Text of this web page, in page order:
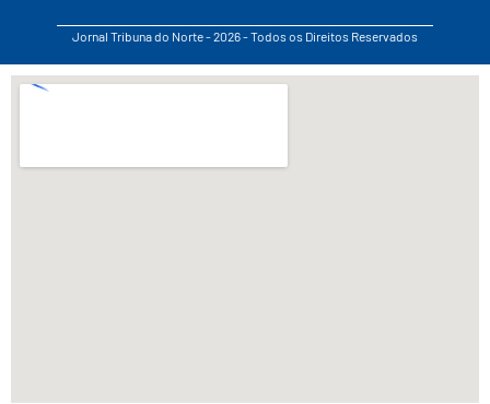
Jornal Tribuna do Norte - 2026 - Todos os Direitos Reservados